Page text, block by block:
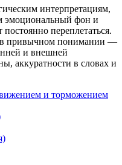
интерпретациям,
эмоциональный фон и
постоянно переплетаться.
в привычном понимании —
и внешней
аккуратности в словах и
и торможением